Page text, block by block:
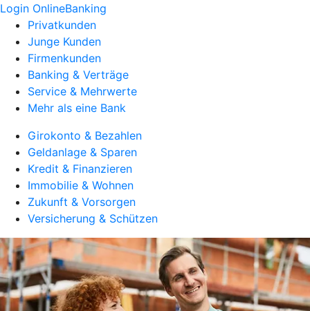
Login OnlineBanking
Privatkunden
Junge Kunden
Firmenkunden
Banking & Verträge
Service & Mehrwerte
Mehr als eine Bank
Girokonto & Bezahlen
Geldanlage & Sparen
Kredit & Finanzieren
Immobilie & Wohnen
Zukunft & Vorsorgen
Versicherung & Schützen